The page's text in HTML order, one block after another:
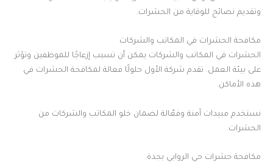
وتقديم نصائح للوقاية من الحشرات.
مكافحة الحشرات في المكاتب والشركات
الحشرات في المكاتب والشركات يمكن أن تسبب إزعاجًا للموظفين وتؤثر
على بيئة العمل. تقدم شركة الأول حلولًا فعالة لمكافحة الحشرات في
هذه الأماكن.
نستخدم مبيدات آمنة وفعّالة لضمان خلو المكاتب والشركات من
الحشرات.
مكافحة حشرات حي الروابي بجدة